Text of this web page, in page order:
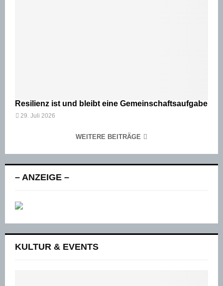
Resilienz ist und bleibt eine Gemeinschaftsaufgabe
29. Juli 2026
WEITERE BEITRÄGE
– ANZEIGE –
KULTUR & EVENTS